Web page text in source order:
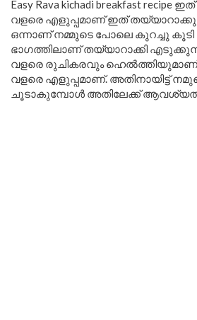
Easy Rava kichadi breakfast recipe
വളരെ എളുപ്പമാണ് ഇത്
ഒന്നാണ് നമ്മുടെ പോലെ കുറച്ചു
ഭാഗത്തിലാണ് തയ്യാറാക്കി
വളരെ രുചികരവും ഹെൽത്തിയുമാണ്
വളരെ എളുപ്പമാണ്. അതിനായിട്ട്
ചൂടാകുമ്പോൾ അതിലേക്ക്